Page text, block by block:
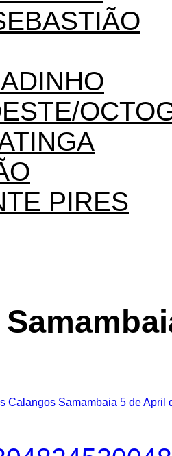
PIRES
Calangos Samambaia 5 de April